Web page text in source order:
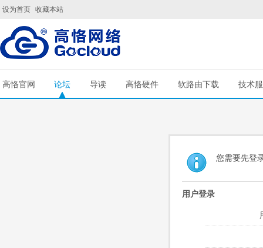
设为首页 收藏本站
高恪官网 论坛 导读 高恪硬件 软路由下载 技术
您需要先登
用户登录